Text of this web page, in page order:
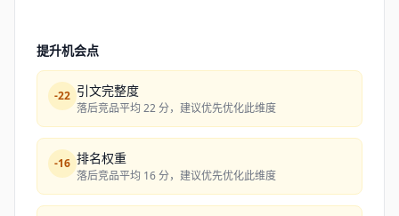
提升机会点
-22 引文完整度
落后竞品平均 22 分，建议优先优化此维度
-16 排名权重
落后竞品平均 16 分，建议优先优化此维度